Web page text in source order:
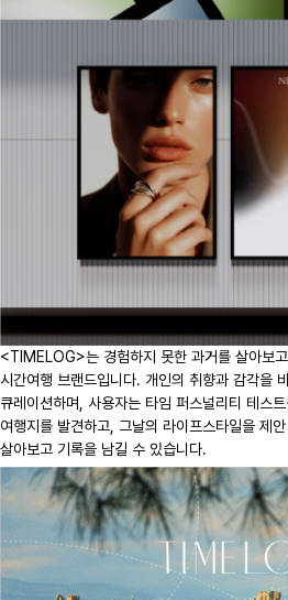
<TIMELOG>는 경험하지 못한 과거를 살아보
시간여행 브랜드입니다. 개인의 취향과 감각을
큐레이션하며, 사용자는 타임 퍼스널리티 테스
여행지를 발견하고, 그날의 라이프스타일을 제
살아보고 기록을 남길 수 있습니다.